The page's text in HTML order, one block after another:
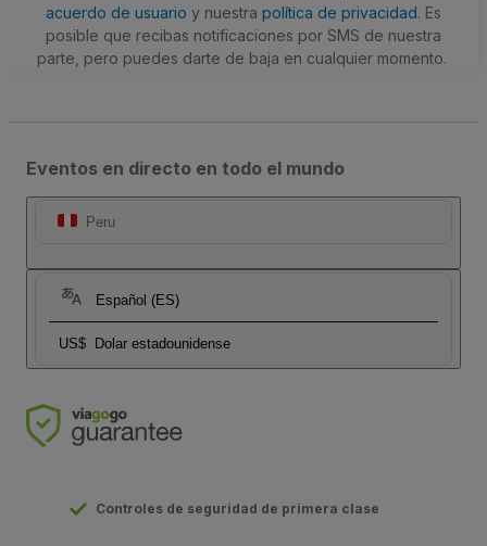
acuerdo de usuario y nuestra política de privacidad. Es
posible que recibas notificaciones por SMS de nuestra
parte, pero puedes darte de baja en cualquier momento.
Eventos en directo en todo el mundo
Peru
Español (ES)
US$ Dolar estadounidense
Controles de seguridad de primera clase